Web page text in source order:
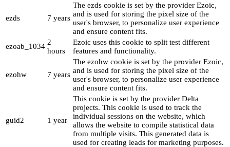
ezds 7 years
The ezds cookie is set by the provider Ezoic,
and is used for storing the pixel size of the
user's browser, to personalize user experience
and ensure content fits.
ezoab_1034 2
hours
Ezoic uses this cookie to split test different
features and functionality.
ezohw 7 years
The ezohw cookie is set by the provider Ezoic,
and is used for storing the pixel size of the
user's browser, to personalize user experience
and ensure content fits.
guid2 1 year
This cookie is set by the provider Delta
projects. This cookie is used to track the
individual sessions on the website, which
allows the website to compile statistical data
from multiple visits. This generated data is
used for creating leads for marketing purposes.